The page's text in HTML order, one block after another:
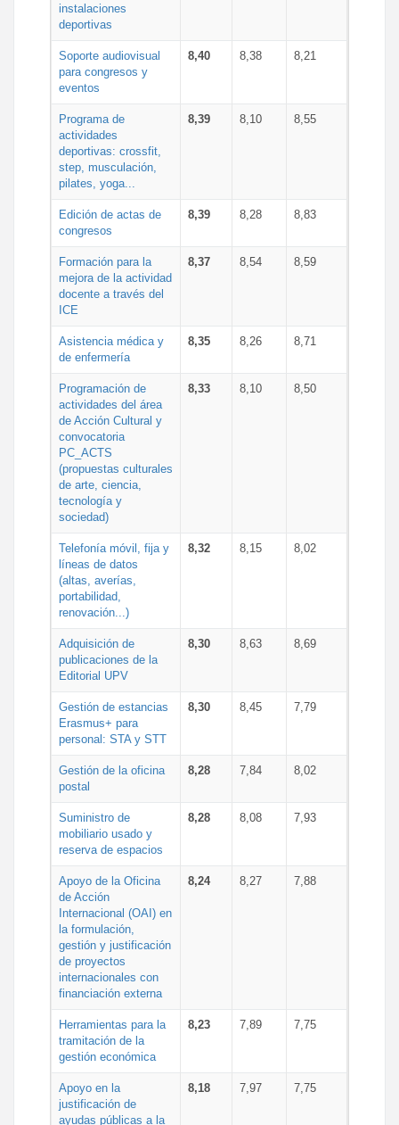
instalaciones
deportivas
Soporte audiovisual
para congresos y
eventos
8,40 8,38 8,21
Programa de
actividades
deportivas: crossfit,
step, musculación,
pilates, yoga...
8,39 8,10 8,55
Edición de actas de
congresos
8,39 8,28 8,83
Formación para la
mejora de la actividad
docente a través del
ICE
8,37 8,54 8,59
Asistencia médica y
de enfermería
8,35 8,26 8,71
Programación de
actividades del área
de Acción Cultural y
convocatoria
PC_ACTS
(propuestas culturales
de arte, ciencia,
tecnología y
sociedad)
8,33 8,10 8,50
Telefonía móvil, fija y
líneas de datos
(altas, averías,
portabilidad,
renovación...)
8,32 8,15 8,02
Adquisición de
publicaciones de la
Editorial UPV
8,30 8,63 8,69
Gestión de estancias
Erasmus+ para
personal: STA y STT
8,30 8,45 7,79
Gestión de la oficina
postal
8,28 7,84 8,02
Suministro de
mobiliario usado y
reserva de espacios
8,28 8,08 7,93
Apoyo de la Oficina
de Acción
Internacional (OAI) en
la formulación,
gestión y justificación
de proyectos
internacionales con
financiación externa
8,24 8,27 7,88
Herramientas para la
tramitación de la
gestión económica
8,23 7,89 7,75
Apoyo en la
justificación de
ayudas públicas a la
8,18 7,97 7,75